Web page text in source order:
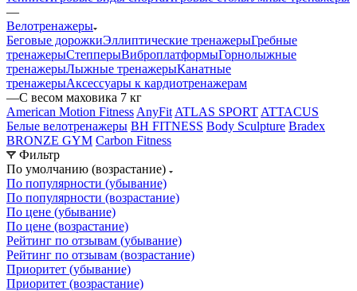
—
Велотренажеры
Беговые дорожкиЭллиптические тренажерыГребные
тренажерыСтепперыВиброплатформыГорнолыжные
тренажерыЛыжные тренажерыКанатные
тренажерыАксессуары к кардиотренажерам
—С весом маховика 7 кг
American Motion Fitness AnyFit ATLAS SPORT ATTACUS
Белые велотренажеры BH FITNESS Body Sculpture Bradex
BRONZE GYM Carbon Fitness
Фильтр
По умолчанию (возрастание)
По популярности (убывание)
По популярности (возрастание)
По цене (убывание)
По цене (возрастание)
Рейтинг по отзывам (убывание)
Рейтинг по отзывам (возрастание)
Приоритет (убывание)
Приоритет (возрастание)